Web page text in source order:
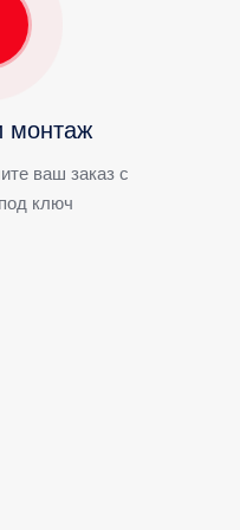
монтаж
ваш заказ с
ключ